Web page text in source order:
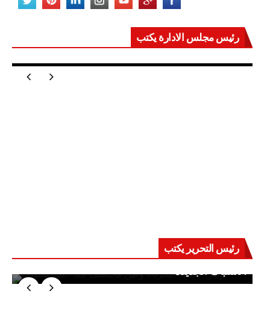
رئيس مجلس الادارة يكتب
مصر تعيد للعالم اتزانه
رئيس التحرير يكتب
حرب على العقول.. حادثة دمياط تكشف قواعد